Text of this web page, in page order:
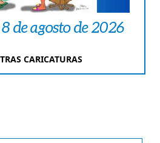
de agosto de 2026
CARICATURAS
atacan a policías tras la llegada